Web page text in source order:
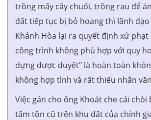
trồng mấy cây chuối, trồng rau để
đất tiếp tục bị bỏ hoang thì lãnh
Khánh Hòa lại ra quyết định xử phạt
công trình không phù hợp với quy
dựng được duyệt" là hoàn toàn
không hợp tình và rất thiếu nhân
Việc gán cho ông Khoát che cái chòi
tấm tôn cũ trên khu đất của chính